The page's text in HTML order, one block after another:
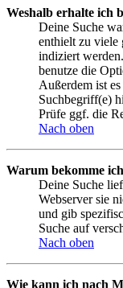
Weshalb erhalte ich
Deine Suche
enthielt zu viele
indiziert
benutze die
Außerdem ist
Suchbegriff(e)
Prüfe ggf. die
Nach oben
Warum bekomme
Deine Suche
Webserver sie
und gib
Suche auf
Nach oben
Wie kann ich nach